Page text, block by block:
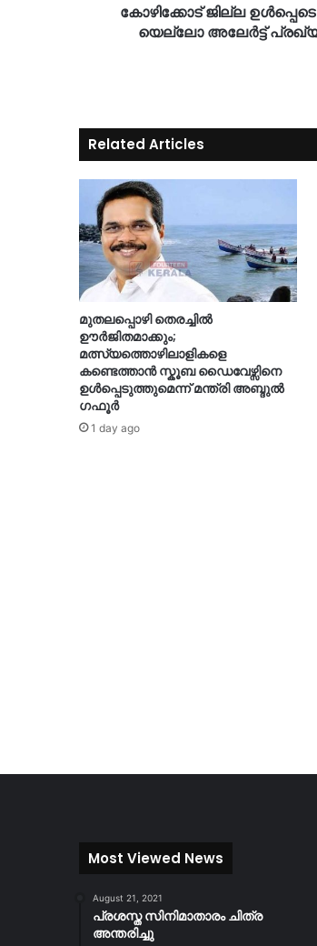
കോഴിക്കോട് ജില്ല
യെല്ലോ അലേർട്ട്
Related Articles
മുതലപ്പൊഴി തെരച്ചിൽ
ഊർജിതമാക്കും;
മത്സ്യത്തൊഴിലാളികളെ
കണ്ടെത്താൻ സ്കൂബ ഡൈവേഴ്സിനെ
ഉൾപ്പെടുത്തുമെന്ന് മന്ത്രി അബ്ദുൽ
ഗഫൂർ
1 day ago
Most Viewed News
August 21, 2021
പ്രശസ്ത സിനിമാതാരം ചിത്ര
അന്തരിച്ചു